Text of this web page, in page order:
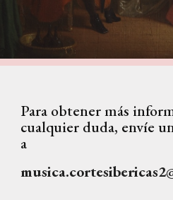
Para obtener más
cualquier duda, envíe
a